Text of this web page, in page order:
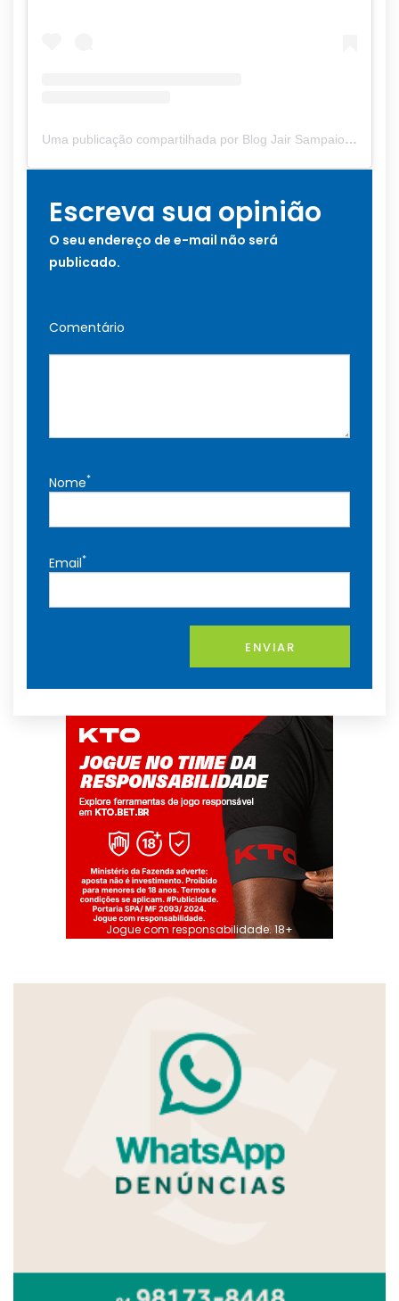
Uma publicação compartilhada por Blog Jair Sampaio (@blogjairsampaio_)
Escreva sua opinião
O seu endereço de e-mail não será
publicado.
Comentário
Nome*
Email*
ENVIAR
Jogue com responsabilidade. 18+